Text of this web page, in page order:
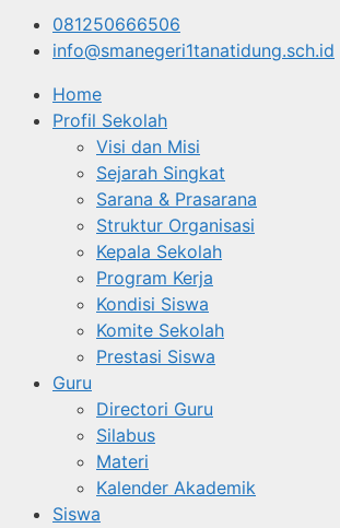
081250666506
info@smanegeri1tanatidung.sch.id
Home
Profil Sekolah
Visi dan Misi
Sejarah Singkat
Sarana & Prasarana
Struktur Organisasi
Kepala Sekolah
Program Kerja
Kondisi Siswa
Komite Sekolah
Prestasi Siswa
Guru
Directori Guru
Silabus
Materi
Kalender Akademik
Siswa